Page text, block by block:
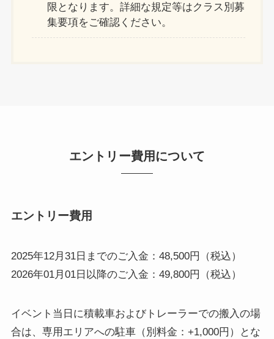
限となります。詳細な規定等はクラス別募
集要項をご確認ください。
エントリー費用について
エントリー費用
2025年12月31日までのご入金：48,500円（税込）
2026年01月01日以降のご入金：49,800円（税込）
イベント当日に積載車およびトレーラーでの搬入の場
合は、専用エリアへの駐車（別料金：+1,000円）とな